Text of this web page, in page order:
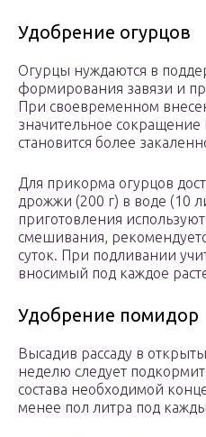
Удобрение огурцов
Огурцы нуждаются в
формирования завязи и
При своевременном
значительное сокращение
становится более
Для прикорма огурцов
дрожжи (200 г) в воде (10
приготовления
смешивания,
суток. При подливании
вносимый под каждое
Удобрение помидор
Высадив рассаду в
неделю следует
состава необходимой
менее пол литра под